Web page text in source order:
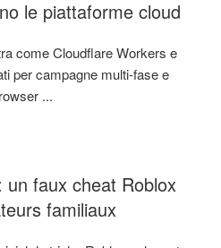
le piattaforme cloud
come Cloudflare Workers e
per campagne multi-fase e
...
faux cheat Roblox
familiaux